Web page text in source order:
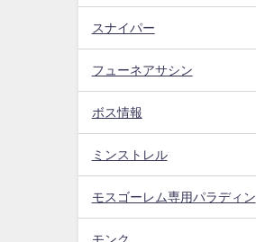
スナイパー
フューネアサシン
ボス情報
ミンストレル
モスゴーレム専用パラディン
モンク